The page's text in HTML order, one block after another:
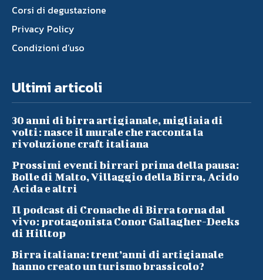
Corsi di degustazione
Privacy Policy
Condizioni d’uso
Ultimi articoli
30 anni di birra artigianale, migliaia di
volti: nasce il murale che racconta la
rivoluzione craft italiana
Prossimi eventi birrari prima della pausa:
Bolle di Malto, Villaggio della Birra, Acido
Acida e altri
Il podcast di Cronache di Birra torna dal
vivo: protagonista Conor Gallagher-Deeks
di Hilltop
Birra italiana: trent’anni di artigianale
hanno creato un turismo brassicolo?